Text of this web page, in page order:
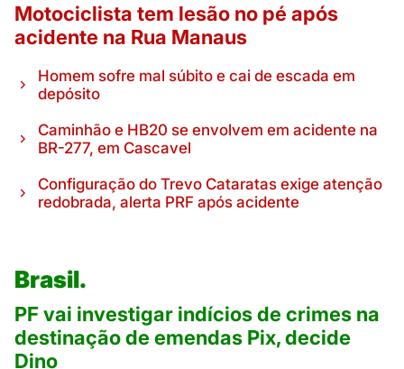
Motociclista tem lesão no pé após
acidente na Rua Manaus
Homem sofre mal súbito e cai de escada em
depósito
Caminhão e HB20 se envolvem em acidente na
BR-277, em Cascavel
Configuração do Trevo Cataratas exige atenção
redobrada, alerta PRF após acidente
Brasil.
PF vai investigar indícios de crimes na
destinação de emendas Pix, decide
Dino